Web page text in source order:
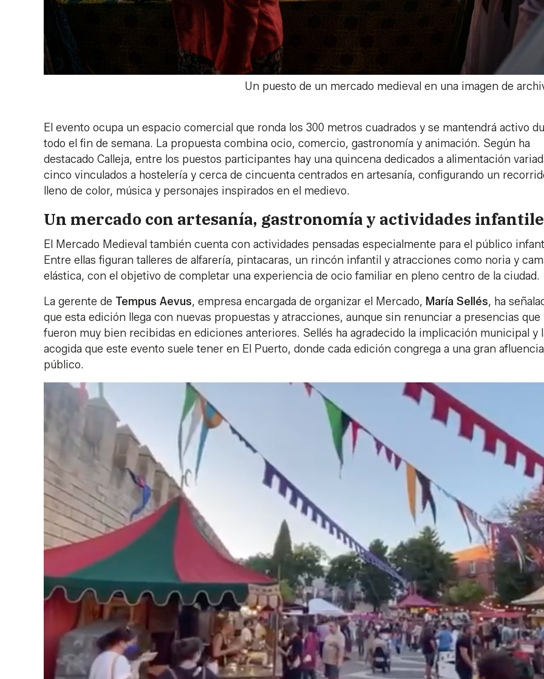
Un puesto de un mercado medieval en una imagen de
El evento ocupa un espacio comercial que ronda los 300 metros cuadrados y se mantendrá activo
todo el fin de semana. La propuesta combina ocio, comercio, gastronomía y animación. Según ha
destacado Calleja, entre los puestos participantes hay una quincena dedicados a alimentación
cinco vinculados a hostelería y cerca de cincuenta centrados en artesanía, configurando un
lleno de color, música y personajes inspirados en el medievo.
Un mercado con artesanía, gastronomía y actividades
El Mercado Medieval también cuenta con actividades pensadas especialmente para el público
Entre ellas figuran talleres de alfarería, pintacaras, un rincón infantil y atracciones como noria y
elástica, con el objetivo de completar una experiencia de ocio familiar en pleno centro de la ciudad.
La gerente de Tempus Aevus, empresa encargada de organizar el Mercado, María Sellés, ha
que esta edición llega con nuevas propuestas y atracciones, aunque sin renunciar a presencias que
fueron muy bien recibidas en ediciones anteriores. Sellés ha agradecido la implicación municipal y
acogida que este evento suele tener en El Puerto, donde cada edición congrega a una gran
público.